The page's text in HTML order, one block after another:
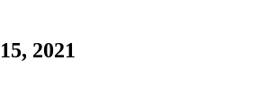
2021